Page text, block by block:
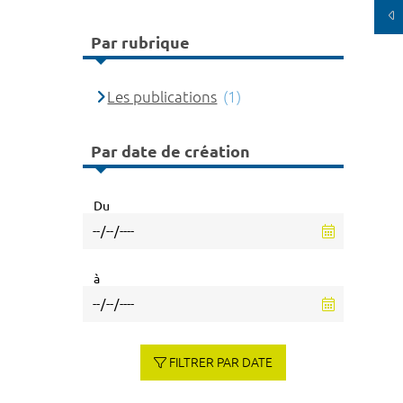
Par rubrique
Les publications (1)
Par date de création
Du
à
FILTRER PAR DATE